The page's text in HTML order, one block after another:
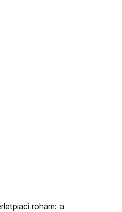
roham: a